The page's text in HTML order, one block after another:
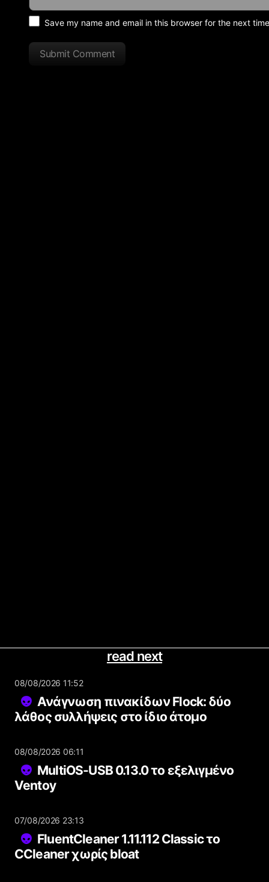
Save my name and email in this browser for the next
Submit Comment
read next
08/08/2026 11:52
Ανάγνωση πινακίδων Flock: δύο
λάθος συλλήψεις στο ίδιο άτομο
08/08/2026 06:11
MultiOS-USB 0.13.0 το εξελιγμένο
Ventoy
07/08/2026 23:13
FluentCleaner 1.11.112 Classic το
CCleaner χωρίς bloat